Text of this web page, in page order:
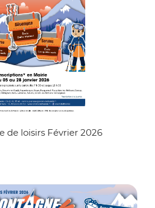
de loisirs Février 2026